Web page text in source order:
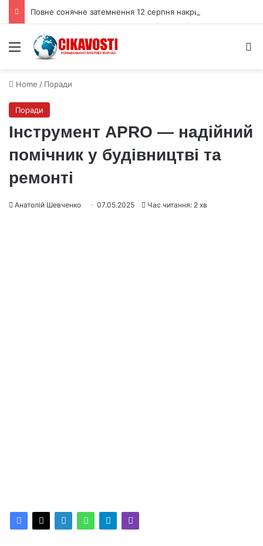
Menu
Home / Поради
Поради
Інструмент APRO — надійний
помічник у будівництві та
ремонті
Анатолій Шевченко 07.05.2025 Час читання: 2 хв